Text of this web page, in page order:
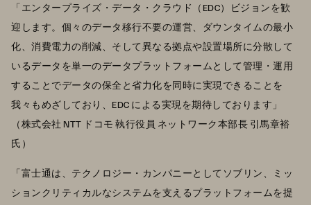
「エンタープライズ・データ・クラウド（EDC）ビジョンを歓
迎します。個々のデータ移行不要の運営、ダウンタイムの最小
化、消費電力の削減、そして異なる拠点や設置場所に分散して
いるデータを単一のデータプラットフォームとして管理・運用
することでデータの保全と省力化を同時に実現できることを
我々もめざしており、EDC による実現を期待しております」
（株式会社 NTT ドコモ 執行役員 ネットワーク本部長 引馬章裕
氏）
「富士通は、テクノロジー・カンパニーとしてソブリン、ミッ
ションクリティカルなシステムを支えるプラットフォームを提